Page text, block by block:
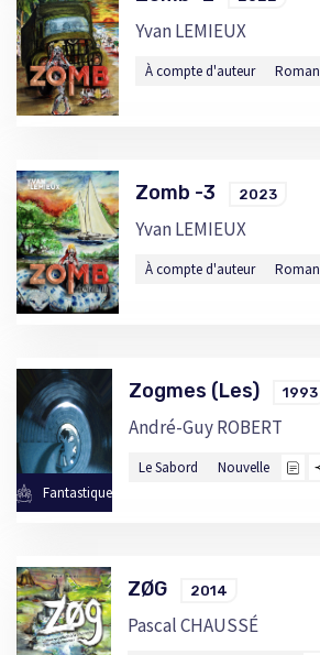
Yvan LEMIEUX
À compte d'auteur Roman
Zomb -3 2023
Yvan LEMIEUX
À compte d'auteur Roman
Fantastique
Zogmes (Les) 1993
André-Guy ROBERT
Le Sabord Nouvelle
ZØG 2014
Pascal CHAUSSÉ